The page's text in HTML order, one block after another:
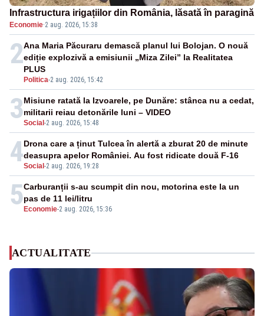
Infrastructura irigațiilor din România, lăsată în paragină
Economie·2 aug. 2026, 15:38
2
Politica-2 aug. 2026, 15:42
Ana Maria Păcuraru demască planul lui Bolojan. O nouă
ediție explozivă a emisiunii „Miza Zilei” la Realitatea
PLUS
3Social -2 aug. 2026, 15:48
Misiune ratată la Izvoarele, pe Dunăre: stânca nu a cedat,
militarii reiau detonările luni – VIDEO
4Social -2 aug. 2026, 19:28
Drona care a ținut Tulcea în alertă a zburat 20 de minute
deasupra apelor României. Au fost ridicate două F-16
5 Economie-2 aug. 2026, 15:36
Carburanții s-au scumpit din nou, motorina este la un
pas de 11 lei/litru
ACTUALITATE